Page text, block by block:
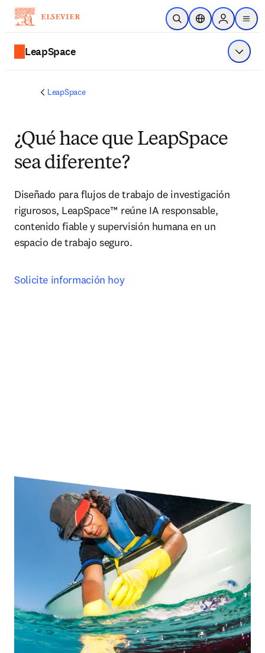
Saltar al contenido principal
Abrir búsqueda
Selector deSign in to
menu
LeapSpace
LeapSpace
¿Qué hace que LeapSpace
sea diferente?
Diseñado para flujos de trabajo de investigación
rigurosos, LeapSpace™ reúne IA responsable,
contenido fiable y supervisión humana en un
espacio de trabajo seguro.
Solicite información hoy